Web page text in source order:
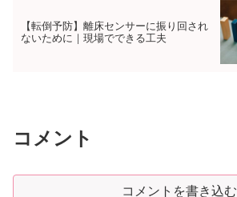
【転倒予防】離床センサーに振り回され
ないために｜現場でできる工夫
コメント
コメントを書き込む